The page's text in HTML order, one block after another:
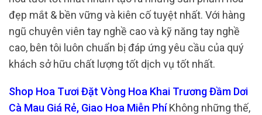
đẹp mắt & bền vững và kiên cố tuyệt nhất. Với hàng
ngũ chuyên viên tay nghề cao và kỹ năng tay nghề
cao, bên tôi luôn chuẩn bị đáp ứng yêu cầu của quý
khách sở hữu chất lượng tốt dịch vụ tốt nhất.
Shop Hoa Tươi Đặt Vòng Hoa Khai Trương Đầm Dơi
Cà Mau Giá Rẻ, Giao Hoa Miễn PhíKhông những thế,